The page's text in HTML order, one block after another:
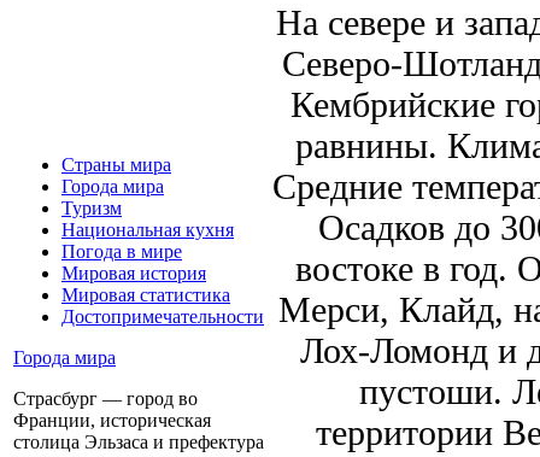
Страны мира
Города мира
Туризм
Национальная кухня
Погода в мире
Мировая история
Мировая статистика
Достопримечательности
Города мира
Страсбург — город во
Франции, историческая
столица Эльзаса и префектура
На севере и
Северо-
Кембрийские
равнины.
Средние
Осадков до
востоке в год.
Мерси, Клайд,
Лох-Ломонд и
пустоши.
территории